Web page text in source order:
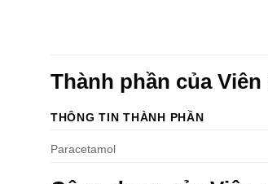
Thành phần của
THÔNG TIN THÀNH PHẦN
Paracetamol